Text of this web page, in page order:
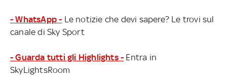
- WhatsApp - Le notizie che devi sapere? Le trovi sul
canale di Sky Sport
- Guarda tutti gli Highlights - Entra in
SkyLightsRoom